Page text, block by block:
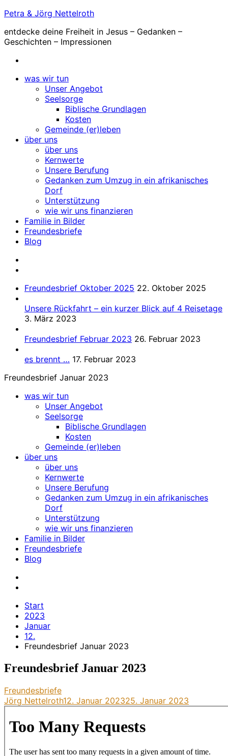
Zum
springen
Petra & Jörg Nettelroth
entdecke deine Freiheit in Jesus – Gedanken –
Geschichten – Impressionen
was wir tun
Unser Angebot
Seelsorge
Biblische Grundlagen
Kosten
Gemeinde (er)leben
über uns
über uns
Kernwerte
Unsere Berufung
Gedanken zum Umzug in ein afrikanisches
Dorf
Unterstützung
wie wir uns finanzieren
Familie in Bilder
Freundesbriefe
Blog
Freundesbrief Oktober 2025 22. Oktober 2025
Unsere Rückfahrt – ein kurzer Blick auf 4 Reisetage
3. März 2023
Freundesbrief Februar 2023 26. Februar 2023
es brennt … 17. Februar 2023
Freundesbrief Januar 2023
was wir tun
Unser Angebot
Seelsorge
Biblische Grundlagen
Kosten
Gemeinde (er)leben
über uns
über uns
Kernwerte
Unsere Berufung
Gedanken zum Umzug in ein afrikanisches
Dorf
Unterstützung
wie wir uns finanzieren
Familie in Bilder
Freundesbriefe
Blog
Start
2023
Januar
12.
Freundesbrief Januar 2023
Freundesbrief Januar 2023
Freundesbriefe
Jörg Nettelroth12. Januar 202325. Januar 2023